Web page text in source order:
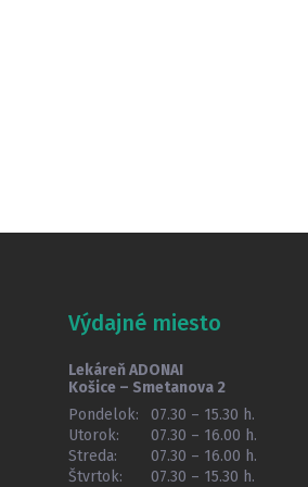
Výdajné miesto
Lekáreň ADONAI
Košice – Smetanova 2
Pondelok:
07.30 – 15.30 h.
Utorok:
07.30 – 16.00 h.
Streda:
07.30 – 16.00 h.
Štvrtok:
07.30 – 15.30 h.